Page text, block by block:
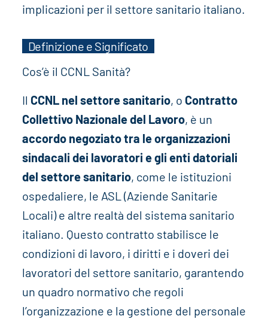
implicazioni per il settore sanitario italiano.
Definizione e Significato
Cos’è il CCNL Sanità?
Il CCNL nel settore sanitario, o Contratto
Collettivo Nazionale del Lavoro, è un
accordo negoziato tra le organizzazioni
sindacali dei lavoratori e gli enti datoriali
del settore sanitario, come le istituzioni
ospedaliere, le ASL (Aziende Sanitarie
Locali) e altre realtà del sistema sanitario
italiano. Questo contratto stabilisce le
condizioni di lavoro, i diritti e i doveri dei
lavoratori del settore sanitario, garantendo
un quadro normativo che regoli
l’organizzazione e la gestione del personale